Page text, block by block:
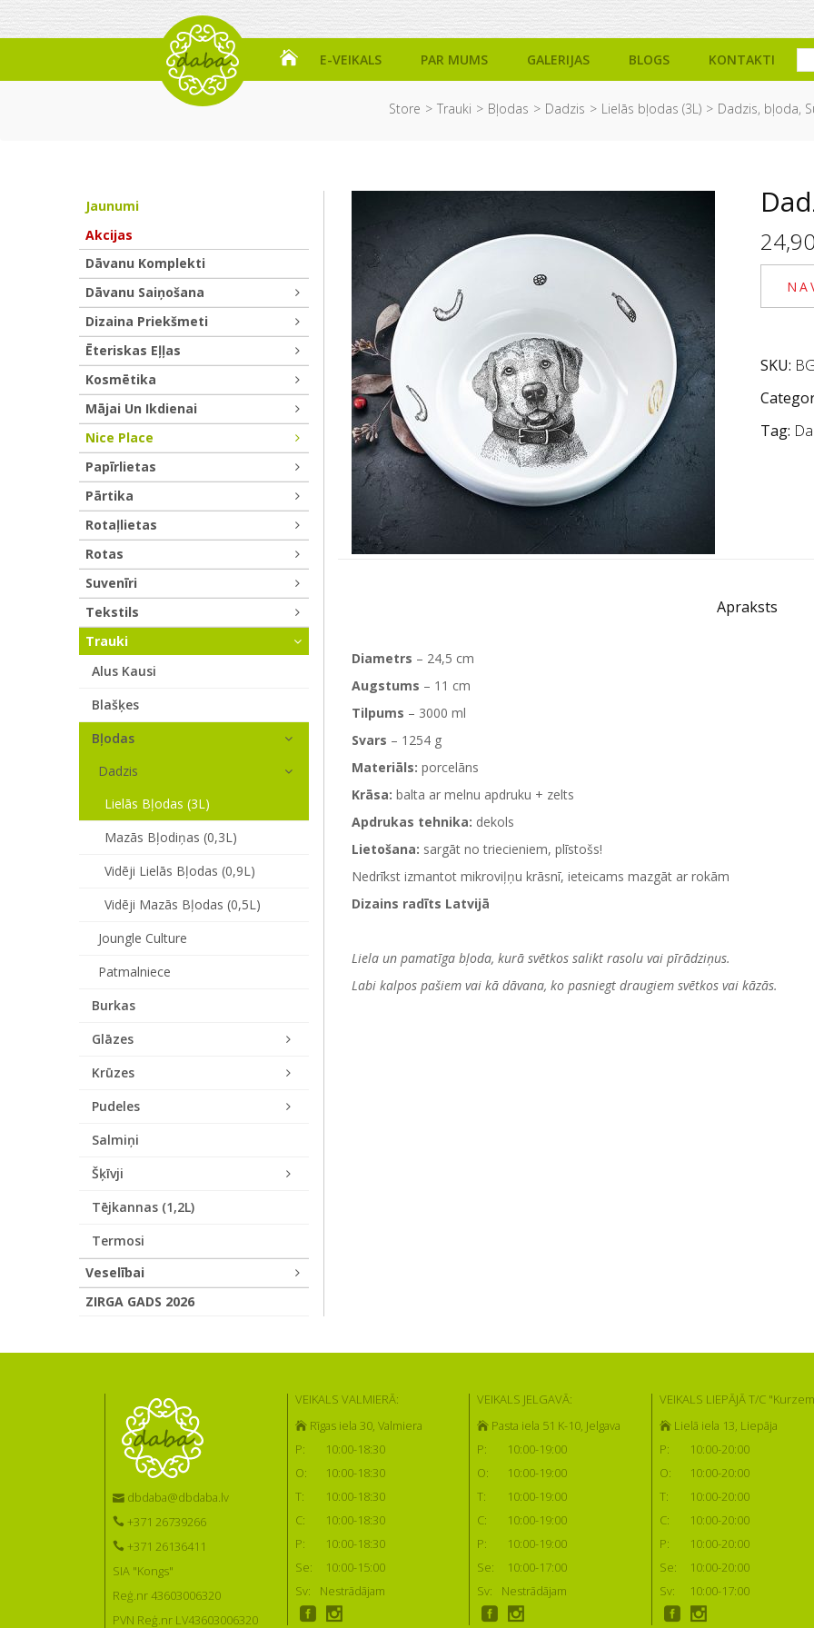
E-VEIKALS PAR MUMS GALERIJAS BLOGS KONTAKTI
Store Trauki Bļodas Dadzis Lielās bļodas (3L) Dadzis, bļoda,
SKU:
Tag:
Apraksts
Diametrs – 24,5 cm
Augstums – 11 cm
Tilpums – 3000 ml
Svars – 1254 g
Materiāls: porcelāns
Krāsa: balta ar melnu apdruku + zelts
Apdrukas tehnika: dekols
Lietošana: sargāt no triecieniem, plīstošs!
Nedrīkst izmantot mikroviļņu krāsnī, ieteicams mazgāt ar rokām
Dizains radīts Latvijā
Liela un pamatīga bļoda, kurā svētkos salikt rasolu vai pīrādziņus.
Labi kalpos pašiem vai kā dāvana, ko pasniegt draugiem svētkos vai kāzās.
Jaunumi
Akcijas
Dāvanu Komplekti
Dāvanu Saiņošana
Dizaina Priekšmeti
Ēteriskas Eļļas
Kosmētika
Mājai Un Ikdienai
Nice Place
Papīrlietas
Pārtika
Rotaļlietas
Rotas
Suvenīri
Tekstils
Trauki
Alus Kausi
Blašķes
Bļodas
Dadzis
Lielās Bļodas (3L)
Mazās Bļodiņas (0,3L)
Vidēji Lielās Bļodas (0,9L)
Vidēji Mazās Bļodas (0,5L)
Joungle Culture
Patmalniece
Burkas
Glāzes
Krūzes
Pudeles
Salmiņi
Šķīvji
Tējkannas (1,2L)
Termosi
Veselībai
ZIRGA GADS 2026
dbdaba@dbdaba.lv
+371 26739266
+371 26136411
SIA "Kongs"
Reģ.nr 43603006320
PVN Reģ.nr LV43603006320
VEIKALS VALMIERĀ:
Rīgas iela 30, Valmiera
P:
10:00-18:30
O:
10:00-18:30
T:
10:00-18:30
C:
10:00-18:30
P:
10:00-18:30
Se:
10:00-15:00
Sv:
Nestrādājam
VEIKALS JELGAVĀ:
Pasta iela 51 K-10, Jelgava
P:
10:00-19:00
O:
10:00-19:00
T:
10:00-19:00
C:
10:00-19:00
P:
10:00-19:00
Se:
10:00-17:00
Sv:
Nestrādājam
VEIKALS LIEPĀJĀ T/C
Lielā iela 13, Liepāja
P:
10:00-20:00
O:
10:00-20:00
T:
10:00-20:00
C:
10:00-20:00
P:
10:00-20:00
Se:
10:00-20:00
Sv:
10:00-17:00